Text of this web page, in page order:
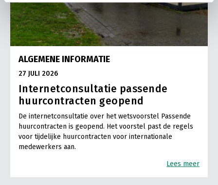
ALGEMENE INFORMATIE
27 JULI 2026
Internetconsultatie passende
huurcontracten geopend
De internetconsultatie over het wetsvoorstel Passende
huurcontracten is geopend. Het voorstel past de regels
voor tijdelijke huurcontracten voor internationale
medewerkers aan.
Lees meer